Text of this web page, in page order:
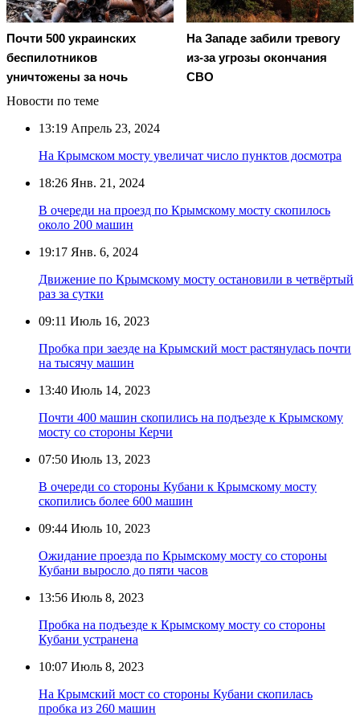
Почти 500 украинских
беспилотников
уничтожены за ночь
На Западе забили тревогу
из-за угрозы окончания
СВО
Новости по теме
13:19 Апрель 23, 2024
На Крымском мосту увеличат число пунктов досмотра
18:26 Янв. 21, 2024
В очереди на проезд по Крымскому мосту скопилось
около 200 машин
19:17 Янв. 6, 2024
Движение по Крымскому мосту остановили в четвёртый
раз за сутки
09:11 Июль 16, 2023
Пробка при заезде на Крымский мост растянулась почти
на тысячу машин
13:40 Июль 14, 2023
Почти 400 машин скопились на подъезде к Крымскому
мосту со стороны Керчи
07:50 Июль 13, 2023
В очереди со стороны Кубани к Крымскому мосту
скопились более 600 машин
09:44 Июль 10, 2023
Ожидание проезда по Крымскому мосту со стороны
Кубани выросло до пяти часов
13:56 Июль 8, 2023
Пробка на подъезде к Крымскому мосту со стороны
Кубани устранена
10:07 Июль 8, 2023
На Крымский мост со стороны Кубани скопилась
пробка из 260 машин